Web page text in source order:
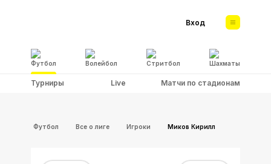
Футбол Волейбол Стритбол Шахматы
Вход
Турниры Live Матчи по стадионам
Футбол Все о лиге Игроки Миков Кирилл